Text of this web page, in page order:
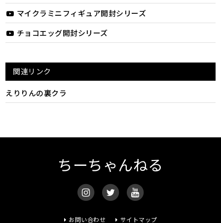
マイクラミニフィギュア開封シリーズ
チョコエッグ開封シリーズ
関連リンク
えりりんの裏クラ
ちーちゃんねる
お問い合わせ サイトマップ